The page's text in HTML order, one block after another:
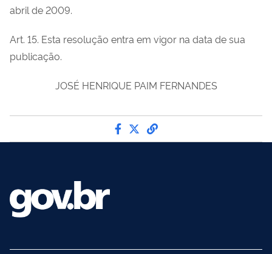
abril de 2009.
Art. 15. Esta resolução entra em vigor na data de sua
publicação.
JOSÉ HENRIQUE PAIM FERNANDES
Compartilhe por Facebook
Compartilhe por Twitter
link para Copiar para